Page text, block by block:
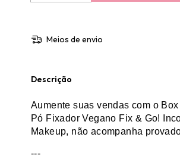
Meios de envio
Descrição
Aumente suas vendas com o
Pó Fixador Vegano Fix & Go!
Makeup, não acompanha
---